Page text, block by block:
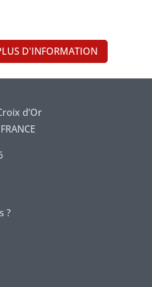
D'INFORMATION
d’Or
?